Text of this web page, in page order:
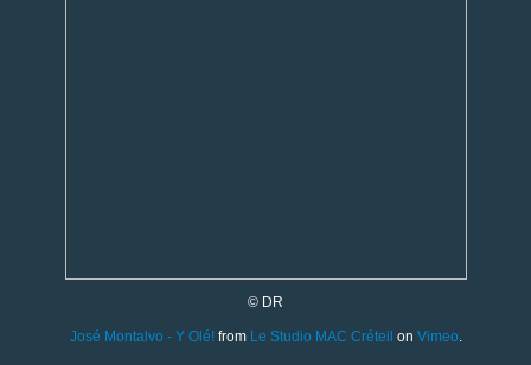
© DR
José Montalvo - Y Olé!from Le Studio MAC Créteil on Vimeo.